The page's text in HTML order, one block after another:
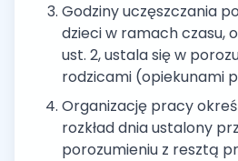
Godziny uczęszczania
dzieci w ramach czasu,
ust. 2, ustala się w
rodzicami (opiekunami
Organizację pracy
rozkład dnia ustalony
porozumieniu z resztą